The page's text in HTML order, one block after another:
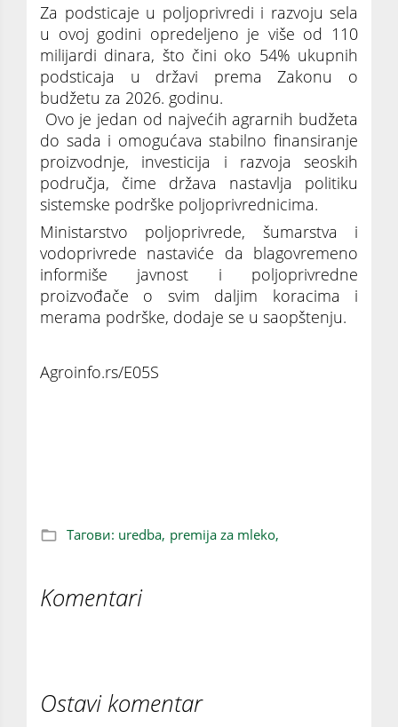
Za podsticaje u poljoprivredi i razvoju sela
u ovoj godini opredeljeno je više od 110
milijardi dinara, što čini oko 54% ukupnih
podsticaja u državi prema Zakonu o
budžetu za 2026. godinu.
Ovo je jedan od najvećih agrarnih budžeta
do sada i omogućava stabilno finansiranje
proizvodnje, investicija i razvoja seoskih
područja, čime država nastavlja politiku
sistemske podrške poljoprivrednicima.
Ministarstvo poljoprivrede, šumarstva i
vodoprivrede nastaviće da blagovremeno
informiše javnost i poljoprivredne
proizvođače o svim daljim koracima i
merama podrške, dodaje se u saopštenju.
Agroinfo.rs/E05S
Тагови: uredba, premija za mleko,
Komentari
Ostavi komentar